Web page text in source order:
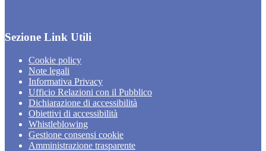
Sezione Link Utili
Cookie policy
Note legali
Informativa Privacy
Ufficio Relazioni con il Pubblico
Dichiarazione di accessibilità
Obiettivi di accessibilità
Whistleblowing
Gestione consensi cookie
Amministrazione trasparente